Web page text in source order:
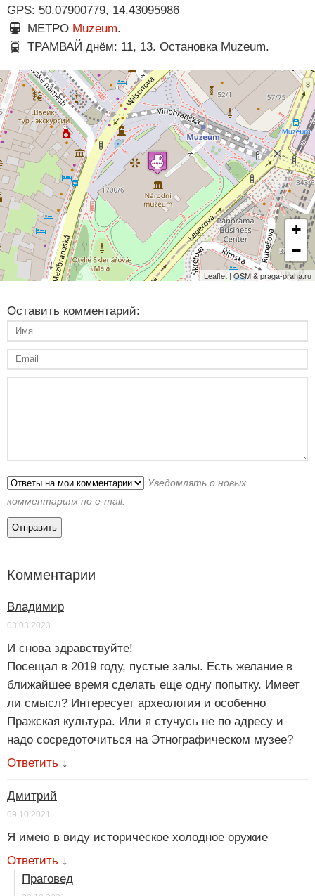
GPS: 50.07900779, 14.43095986
МЕТРО Muzeum.
ТРАМВАЙ днём: 11, 13. Остановка Muzeum.
+
−
Leaflet | OSM & praga-praha.ru
Оставить комментарий:
Уведомлять о новых
комментариях по e-mail.
Комментарии
Владимир
03.03.2023
И снова здравствуйте!
Посещал в 2019 году, пустые залы. Есть желание в
ближайшее время сделать еще одну попытку. Имеет
ли смысл? Интересует археология и особенно
Пражская культура. Или я стучусь не по адресу и
надо сосредоточиться на Этнографическом музее?
Ответить ↓
Дмитрий
09.10.2021
Я имею в виду историческое холодное оружие
Ответить ↓
Праговед